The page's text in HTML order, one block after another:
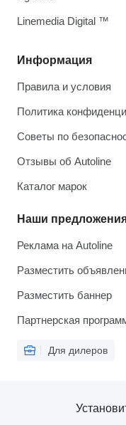
Информация
Правила и условия
Политика
Советы по
Отзывы об Autoline
Каталог марок
Наши
Реклама на Autoline
Разместить
Разместить баннер
Партнерская
Для дилеров
Linemedia Digital ™